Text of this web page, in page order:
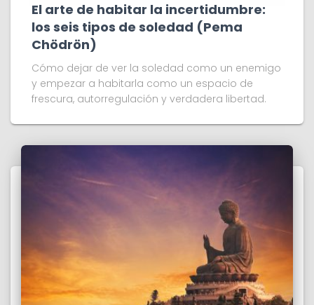
El arte de habitar la incertidumbre:
los seis tipos de soledad (Pema
Chödrön)
Cómo dejar de ver la soledad como un enemigo
y empezar a habitarla como un espacio de
frescura, autorregulación y verdadera libertad.